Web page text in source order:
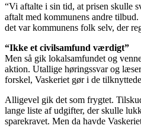
“Vi aftalte i sin tid, at prisen skulle
aftalt med kommunens andre
det var kommunens folk selv, der
“Ikke et civilsamfund værdigt”
Men så gik lokalsamfundet og
aktion. Utallige høringssvar og
forskel, Vaskeriet gør i de
Alligevel gik det som frygtet.
lange liste af udgifter, der skulle
sparekravet. Men da havde